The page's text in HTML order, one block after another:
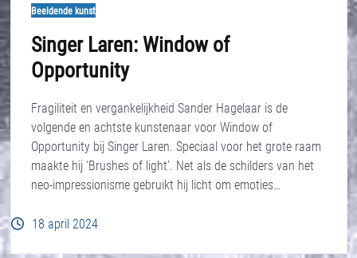
Beeldende kunst
Singer Laren: Window of
Opportunity
Fragiliteit en vergankelijkheid Sander Hagelaar is de
volgende en achtste kunstenaar voor Window of
Opportunity bij Singer Laren. Speciaal voor het grote raam
maakte hij ‘Brushes of light’. Net als de schilders van het
neo-impressionisme gebruikt hij licht om emoties…
18 april 2024